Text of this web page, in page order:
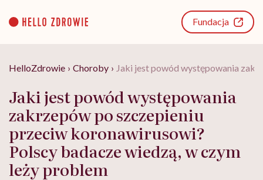
content
Fundacja
HelloZdrowie › Choroby › Jaki jest powód występowania
Jaki jest powód występowania
zakrzepów po szczepieniu
przeciw koronawirusowi?
Polscy badacze wiedzą, w czym
leży problem